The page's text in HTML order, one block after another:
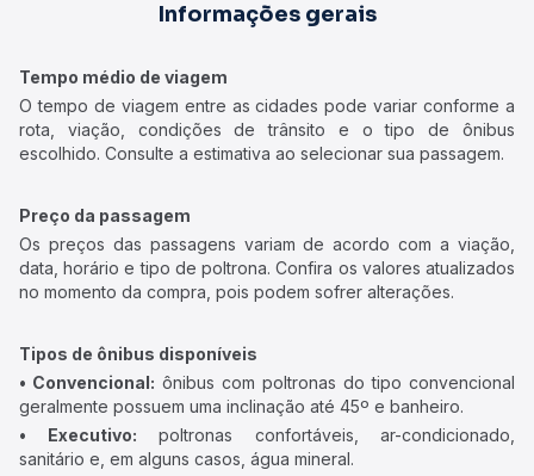
Informações gerais
Tempo médio de viagem
O tempo de viagem entre as cidades pode variar conforme a
rota, viação, condições de trânsito e o tipo de ônibus
escolhido. Consulte a estimativa ao selecionar sua passagem.
Preço da passagem
Os preços das passagens variam de acordo com a viação,
data, horário e tipo de poltrona. Confira os valores atualizados
no momento da compra, pois podem sofrer alterações.
Tipos de ônibus disponíveis
• Convencional: ônibus com poltronas do tipo convencional
geralmente possuem uma inclinação até 45º e banheiro.
• Executivo: poltronas confortáveis, ar-condicionado,
sanitário e, em alguns casos, água mineral.